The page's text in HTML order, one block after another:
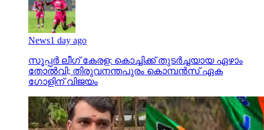
News1 day ago
സൂപ്പര്‍ ലീഗ് കേരള: കൊച്ചിക്ക് തുടര്‍ച്ചയായ ഏഴാം
തോല്‍വി; തിരുവനന്തപുരം കൊമ്പന്‍സ് ഏക
ഗോളിന് വിജയം